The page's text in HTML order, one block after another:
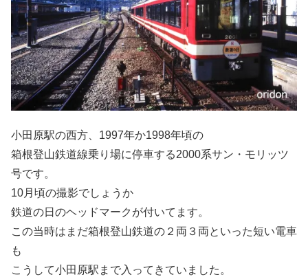
小田原駅の西方、1997年か1998年頃の
箱根登山鉄道線乗り場に停車する2000系サン・モリッツ
号です。
10月頃の撮影でしょうか
鉄道の日のヘッドマークが付いてます。
この当時はまだ箱根登山鉄道の２両３両といった短い電車
も
こうして小田原駅まで入ってきていました。